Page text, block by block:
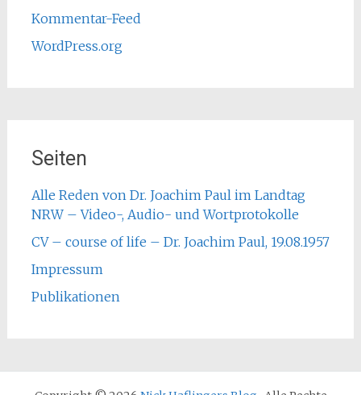
Kommentar-Feed
WordPress.org
Seiten
Alle Reden von Dr. Joachim Paul im Landtag
NRW – Video-, Audio- und Wortprotokolle
CV – course of life – Dr. Joachim Paul, 19.08.1957
Impressum
Publikationen